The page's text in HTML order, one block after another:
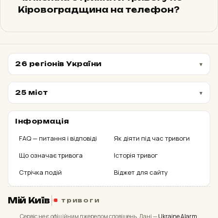
з 12:51
громада
Область
01:05:21
Миргородський район
Район
01:06:25
ПОВІТРЯНА
Район
Куп’янський район
ПОВІТРЯНА
+ 4 ще
Кіровоградщина на телефон?
26 регіонів України
25 міст
Інформація
FAQ — питання і відповіді
Як діяти під час тривоги
Що означає тривога
Історія тривог
Стрічка подій
Віджет для сайту
Мій Київ тривоги
Сервіс не є офіційним джерелом сповіщень. Дані —Ukraine Alarm